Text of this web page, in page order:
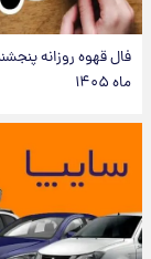
ماه ۱۴۰۵